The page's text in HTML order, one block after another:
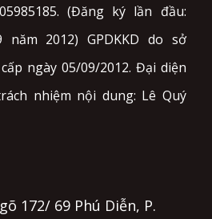
(Đăng ký lần đầu:
2012) GPDKKD do sở
ngày 05/09/2012. Đại diện
nhiệm nội dung: Lê Quý
172/ 69 Phú Diễn, P.